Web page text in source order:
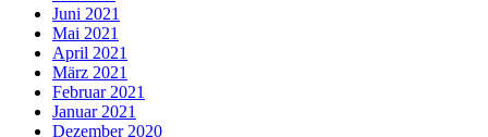
Juni 2021
Mai 2021
April 2021
März 2021
Februar 2021
Januar 2021
Dezember 2020